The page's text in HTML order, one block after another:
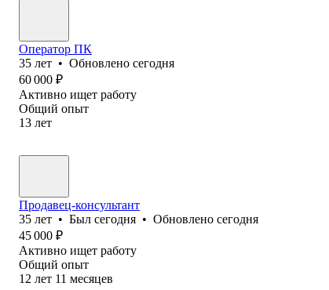
Оператор ПК
35 лет • Обновлено сегодня
60 000 ₽
Активно ищет работу
Общий опыт
13 лет
Продавец-консультант
35 лет • Был сегодня • Обновлено сегодня
45 000 ₽
Активно ищет работу
Общий опыт
12 лет 11 месяцев